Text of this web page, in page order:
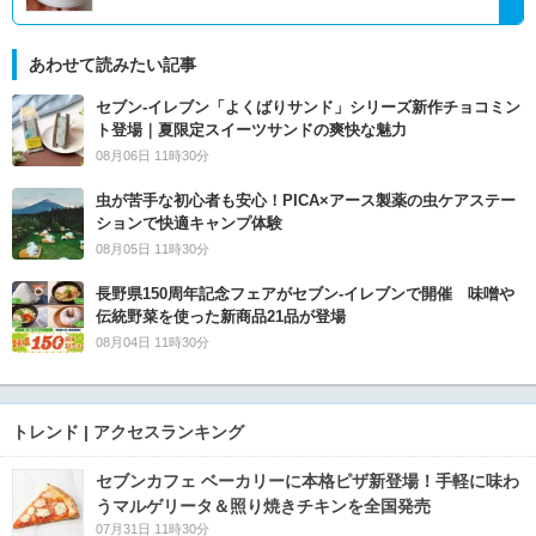
あわせて読みたい記事
セブン‐イレブン「よくばりサンド」シリーズ新作チョコミン
ト登場｜夏限定スイーツサンドの爽快な魅力
08月06日 11時30分
虫が苦手な初心者も安心！PICA×アース製薬の虫ケアステー
ションで快適キャンプ体験
08月05日 11時30分
長野県150周年記念フェアがセブン-イレブンで開催 味噌や
伝統野菜を使った新商品21品が登場
08月04日 11時30分
トレンド | アクセスランキング
セブンカフェ ベーカリーに本格ピザ新登場！手軽に味わ
うマルゲリータ＆照り焼きチキンを全国発売
07月31日 11時30分